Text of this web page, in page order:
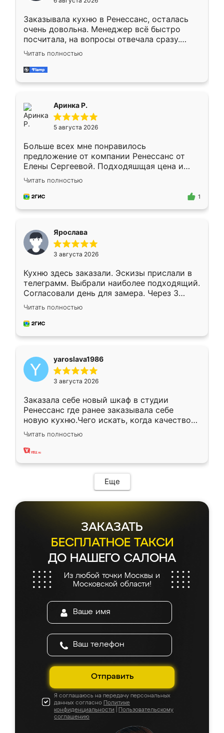
мебели буду заказывать только здесь.
Заказывала кухню в Ренессанс, осталась
очень довольна. Менеджер всё быстро
посчитала, на вопросы отвечала сразу.
Замерщик приехал в субботу, подошёл к
делу со всей ответственностью. Собрали
за день, ребята работали аккуратно, даже
Читать полностью
Аринка Р.
5 августа 2026
Больше всех мне понравилось
предложение от компании Ренессанс от
Елены Сергеевой. Подходяшщая цена и
короткие сроки изготовления. Приехавший
для замера сотрудник Владислав
предложил по моему эскизу самый
Читать полностью
1
Ярослава
3 августа 2026
Кухню здесь заказали. Эскизы прислали в
телеграмм. Выбрали наиболее подходящий.
Согласовали день для замера. Через 3
недели кухня была уже готова. Остались
довольны работой. Спасибо Ренессанс
мебель за качественную работу!
Читать полностью
yaroslava1986
3 августа 2026
Заказала себе новый шкаф в студии
Ренессанс где ранее заказывала себе
новую кухню.Чего искать, когда качеством
вполне довольна. Служит кухня уже почти
два года, нареканий нет.
Читать полностью
Еще
ЗАКАЗАТЬ
БЕСПЛАТНОЕ ТАКСИ
ДО НАШЕГО САЛОНА
Из любой точки Москвы и
Московской области!
Отправить
Я соглашаюсь на передачу персональных
данных согласно Политике
конфиденциальности
Пользовательскому
соглашению